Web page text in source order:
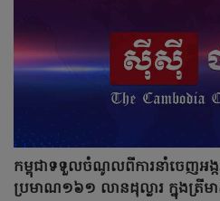
កម្ពុជាទទួលចំណូលពីការនាំចេញអង្ករ
ប្រមាណ១៦១ លានដុល្លារ ក្នុងត្រី